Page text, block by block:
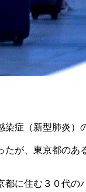
症（新型肺炎）
たが、東京都の
都に住む３０代